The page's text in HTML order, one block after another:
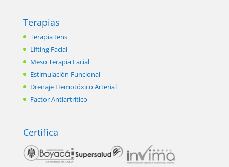
Terapias
Terapia tens
Lifting Facial
Meso Terapia Facial
Estimulación Funcional
Drenaje Hemotóxico Arterial
Factor Antiartrítico
Certifica